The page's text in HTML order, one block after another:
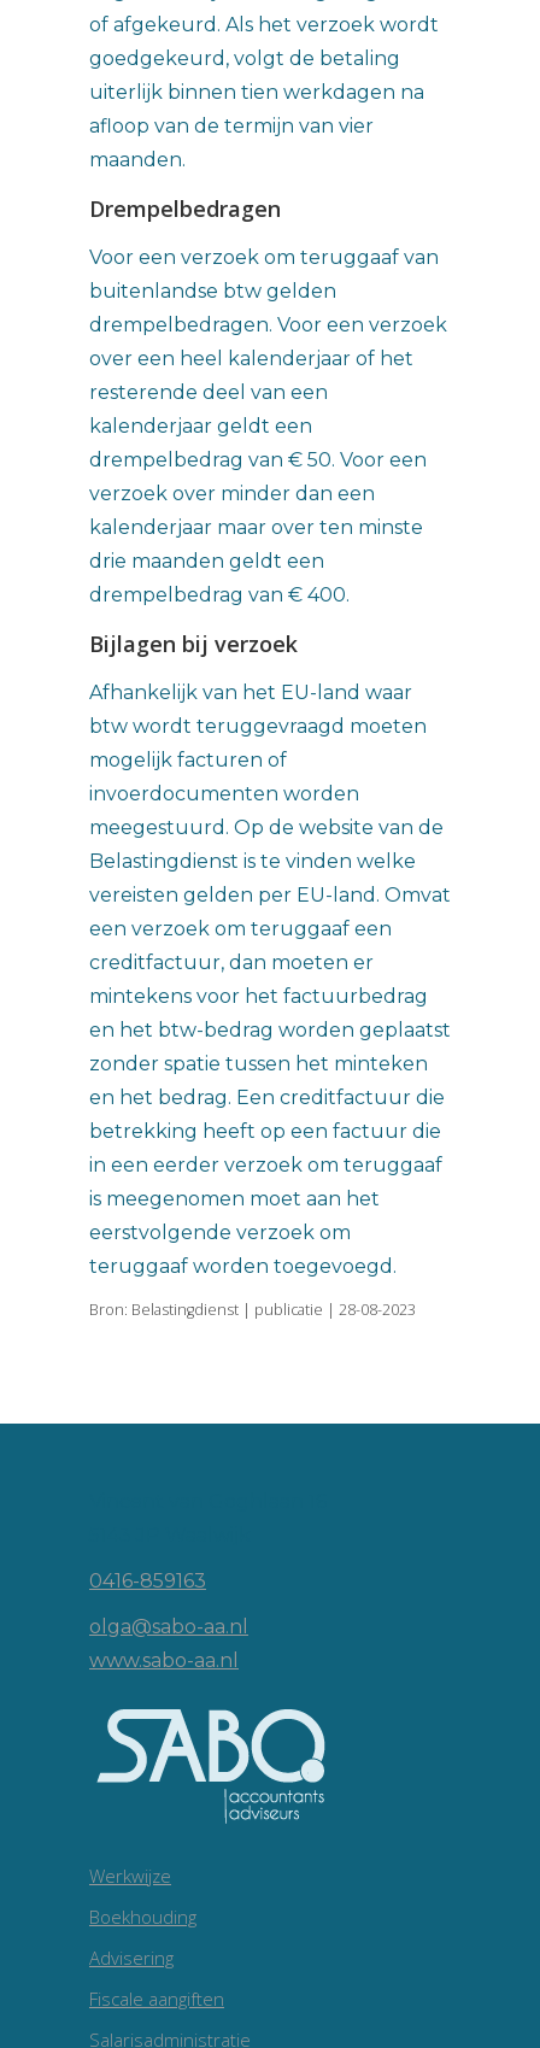
of afgekeurd. Als het verzoek wordt
goedgekeurd, volgt de betaling
uiterlijk binnen tien werkdagen na
afloop van de termijn van vier
maanden.
Drempelbedragen
Voor een verzoek om teruggaaf van
buitenlandse btw gelden
drempelbedragen. Voor een verzoek
over een heel kalenderjaar of het
resterende deel van een
kalenderjaar geldt een
drempelbedrag van € 50. Voor een
verzoek over minder dan een
kalenderjaar maar over ten minste
drie maanden geldt een
drempelbedrag van € 400.
Bijlagen bij verzoek
Afhankelijk van het EU-land waar
btw wordt teruggevraagd moeten
mogelijk facturen of
invoerdocumenten worden
meegestuurd. Op de website van de
Belastingdienst is te vinden welke
vereisten gelden per EU-land. Omvat
een verzoek om teruggaaf een
creditfactuur, dan moeten er
mintekens voor het factuurbedrag
en het btw-bedrag worden geplaatst
zonder spatie tussen het minteken
en het bedrag. Een creditfactuur die
betrekking heeft op een factuur die
in een eerder verzoek om teruggaaf
is meegenomen moet aan het
eerstvolgende verzoek om
teruggaaf worden toegevoegd.
Bron: Belastingdienst | publicatie | 28-08-2023
0416-859163
olga@sabo-aa.nl
www.sabo-aa.nl
Werkwijze
Boekhouding
Advisering
Fiscale aangiften
Salarisadministratie